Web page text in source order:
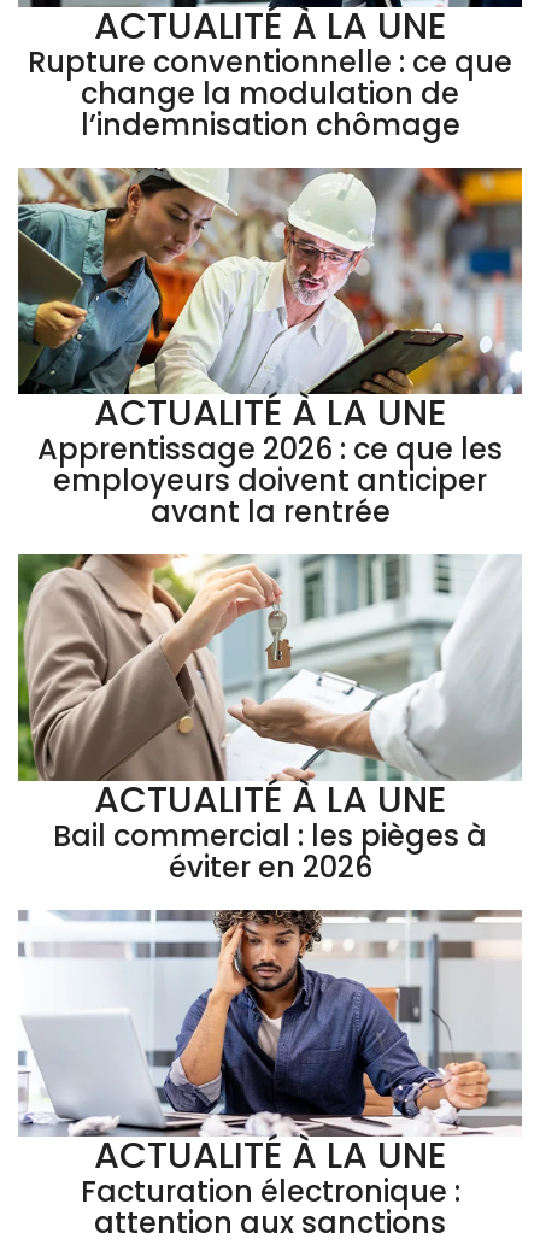
ACTUALITÉ À LA UNE
Rupture conventionnelle : ce que
change la modulation de
l’indemnisation chômage
ACTUALITÉ À LA UNE
Apprentissage 2026 : ce que les
employeurs doivent anticiper
avant la rentrée
ACTUALITÉ À LA UNE
Bail commercial : les pièges à
éviter en 2026
ACTUALITÉ À LA UNE
Facturation électronique :
attention aux sanctions